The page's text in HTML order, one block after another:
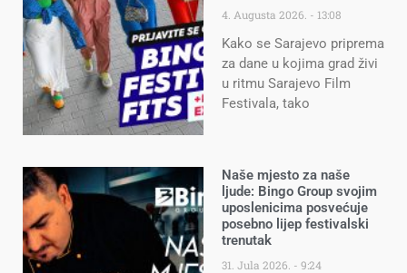
4. Augusta 2026. 13:08
Kako se Sarajevo priprema
za dane u kojima grad živi
u ritmu Sarajevo Film
Festivala, tako
Naše mjesto za naše
ljude: Bingo Group svojim
uposlenicima posvećuje
posebno lijep festivalski
trenutak
31. Jula 2026. 9:24